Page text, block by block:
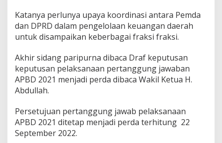
Katanya perlunya upaya koordinasi antara Pemda
dan DPRD dalam pengelolaan keuangan daerah
untuk disampaikan keberbagai fraksi fraksi.
Akhir sidang paripurna dibaca Draf keputusan
keputusan pelaksanaan pertanggung jawaban
APBD 2021 menjadi perda dibaca Wakil Ketua H.
Abdullah.
Persetujuan pertanggung jawab pelaksanaan
APBD 2021 ditetap menjadi perda terhitung 22
September 2022.